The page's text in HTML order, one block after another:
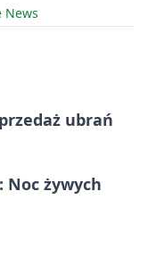
News
ubrań
Noc żywych